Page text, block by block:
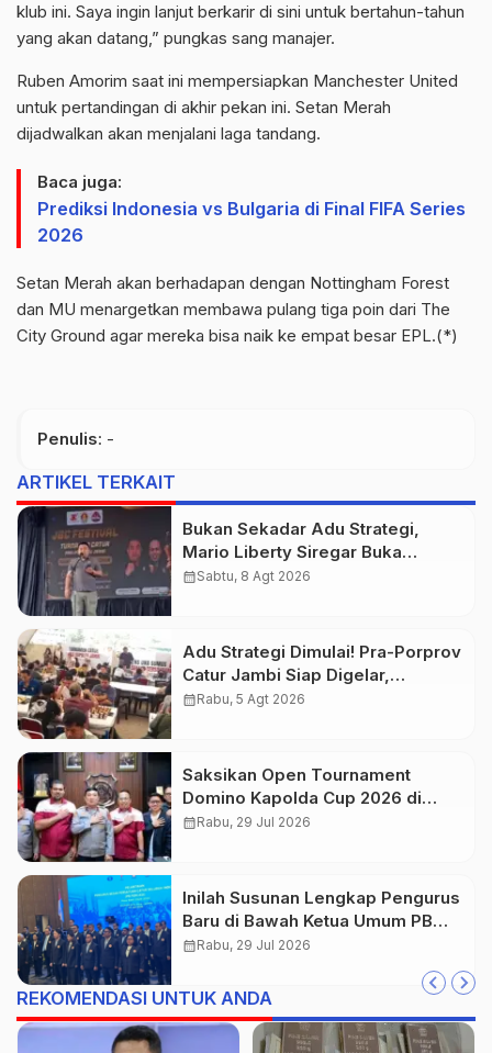
klub ini. Saya ingin lanjut berkarir di sini untuk bertahun-tahun
yang akan datang,” pungkas sang manajer.
Ruben Amorim saat ini mempersiapkan Manchester United
untuk pertandingan di akhir pekan ini. Setan Merah
dijadwalkan akan menjalani laga tandang.
Baca juga:
Prediksi Indonesia vs Bulgaria di Final FIFA Series
2026
Setan Merah akan berhadapan dengan Nottingham Forest
dan MU menargetkan membawa pulang tiga poin dari The
City Ground agar mereka bisa naik ke empat besar EPL.(*)
Penulis: -
ARTIKEL TERKAIT
Bukan Sekadar Adu Strategi,
Mario Liberty Siregar Buka
Praporprov Catur Jambi
calendar_monthSabtu, 8 Agt 2026
Adu Strategi Dimulai! Pra-Porprov
Catur Jambi Siap Digelar,
Libatkan 72 Atlet
calendar_monthRabu, 5 Agt 2026
Saksikan Open Tournament
Domino Kapolda Cup 2026 di
Paviliun JBC Jambi
calendar_monthRabu, 29 Jul 2026
Inilah Susunan Lengkap Pengurus
Baru di Bawah Ketua Umum PB
PERCASI Agustiar Sabran
calendar_monthRabu, 29 Jul 2026
REKOMENDASI UNTUK ANDA